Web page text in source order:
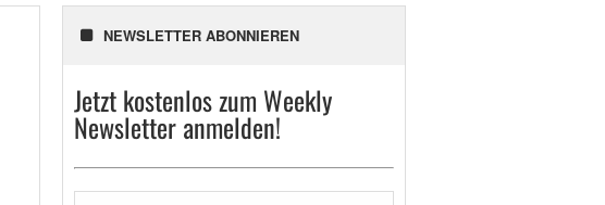
NEWSLETTER ABONNIEREN
Jetzt kostenlos zum Weekly
Newsletter anmelden!